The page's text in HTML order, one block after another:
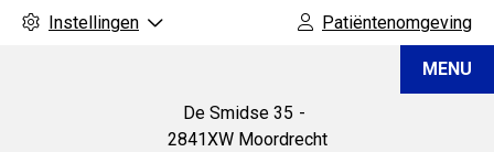
Instellingen Patiëntenomgeving
De Smidse 35
2841XW Moordrecht
MENU